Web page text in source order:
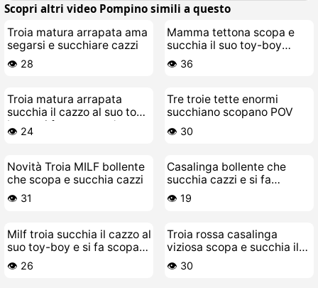
Scopri altri video Pompino simili a questo
Troia matura arrapata ama
segarsi e succhiare cazzi
👁️ 28
Mamma tettona scopa e
succhia il suo toy-boy
cazzaro
👁️ 36
Troia matura arrapata
succhia il cazzo al suo toy-
boy e si fa scopare duro
👁️ 24
Tre troie tette enormi
succhiano scopano POV
👁️ 30
Novità Troia MILF bollente
che scopa e succhia cazzi
👁️ 31
Casalinga bollente che
succhia cazzi e si fa
scopare
👁️ 19
Milf troia succhia il cazzo al
suo toy-boy e si fa scopare
duro
👁️ 26
Troia rossa casalinga
viziosa scopa e succhia il
cazzo del suo stallone
giovane
👁️ 30